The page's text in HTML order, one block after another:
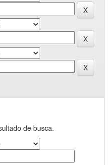
de busca.